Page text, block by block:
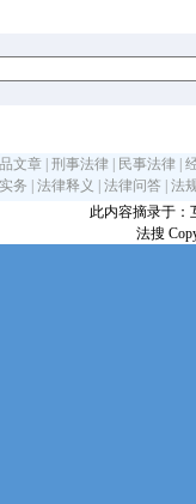
文章 刑事法律 民事法律
务 法律释义 法律问答
法
此内容摘录于：
法搜